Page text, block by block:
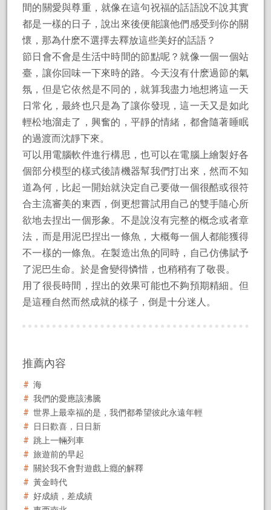
間的關愛與尊重，就像在這句祝福的話語說不說其實
都是一樣的日子，說出來後便能讓他們感受到你的關
懷，那為什麽不選擇去釋放這些美好的話語？
節日會不會是生活中時間的節點呢？就像一個一個站
臺，讓你回味一下來時的路。今天沒有什麽過節的氣
氛，但是它依然是不同的，就算我盡力地想將這一天
日常化，最終也只是為了讓你發現，這一天又是如此
輕松地溜走了，興奮的，平靜的情緒，都會隨著睡眠
的過渡而沈靜下來。
可以用電腦軟件進行構思，也可以在電腦上繪製好各
個部分模型的樣式後請機器幫我們打出來，然而不知
道為何，比起一開始就決定自己要做一個很酷或很符
合主流審美的東西，倒更想嘗試用自己的雙手隨心所
欲地去捏出一個形象。不是說沒有完整的概念或者章
法，而是用泥巴捏出一條魚，大概每一個人都能獲得
不一樣的一條魚。在製造出魚的同時，自己仿佛賦予
了泥巴生命。於是會變得憐惜，也稍稍有了敬畏。
用了很長時間，捏出的效果可能也不夠預期精細。但
是這種自然而然成就的樣子，倒是十分迷人。
推薦內容
海
我們的愛應該沸騰
世界上最幸福的是，我們都希望彼此永遠年輕
日日歡喜，日日新
跳上一輛列車
旅遊前的早起
關於我不會對遊戲上癮的解釋
黃金時代
好成績，差成績